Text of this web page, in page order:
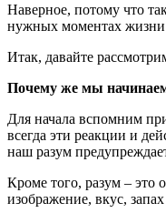
Наверное, потому что
нужных моментах жизни
Итак, давайте
Почему же мы
Для начала вспомним
всегда эти реакции и
наш разум
Кроме того, разум – это
изображение, вкус,